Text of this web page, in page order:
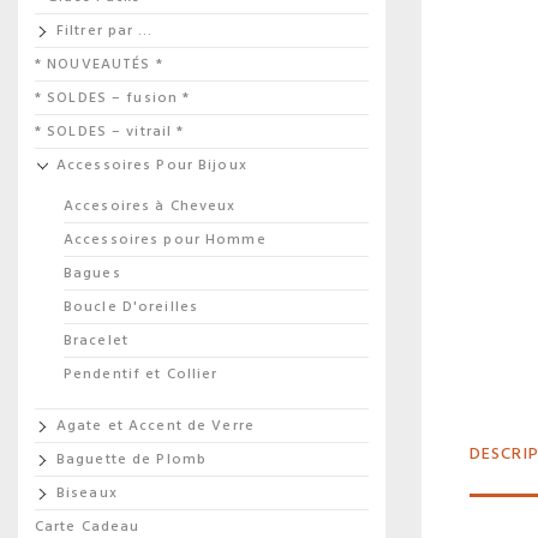
Filtrer par …
* NOUVEAUTÉS *
* SOLDES – fusion *
* SOLDES – vitrail *
Accessoires Pour Bijoux
Accesoires à Cheveux
Accessoires pour Homme
Bagues
Boucle D'oreilles
Bracelet
Pendentif et Collier
Agate et Accent de Verre
Baguette de Plomb
Biseaux
Carte Cadeau